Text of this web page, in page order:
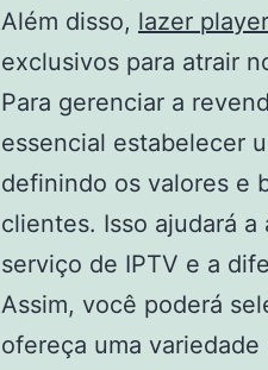
Além disso, lazer player
exclusivos para atrair
Para gerenciar a
essencial estabelecer
definindo os valores e
clientes. Isso ajudará a
serviço de IPTV e a
Assim, você poderá
ofereça uma